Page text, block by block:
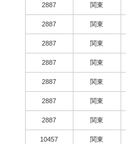
2887 関東
2887 関東
2887 関東
2887 関東
2887 関東
2887 関東
2887 関東
10457 関東